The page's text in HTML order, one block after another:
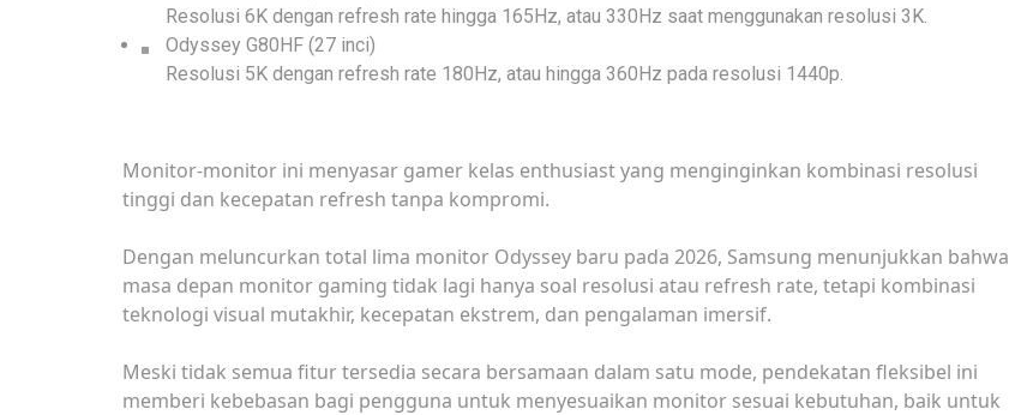
Resolusi 6K dengan refresh rate hingga 165Hz, atau 330Hz saat menggunakan resolusi 3K.
Odyssey G80HF (27 inci)
Resolusi 5K dengan refresh rate 180Hz, atau hingga 360Hz pada resolusi 1440p.
Monitor-monitor ini menyasar gamer kelas enthusiast yang menginginkan kombinasi resolusi
tinggi dan kecepatan refresh tanpa kompromi.
Dengan meluncurkan total lima monitor Odyssey baru pada 2026, Samsung menunjukkan bahwa
masa depan monitor gaming tidak lagi hanya soal resolusi atau refresh rate, tetapi kombinasi
teknologi visual mutakhir, kecepatan ekstrem, dan pengalaman imersif.
Meski tidak semua fitur tersedia secara bersamaan dalam satu mode, pendekatan fleksibel ini
memberi kebebasan bagi pengguna untuk menyesuaikan monitor sesuai kebutuhan, baik untuk